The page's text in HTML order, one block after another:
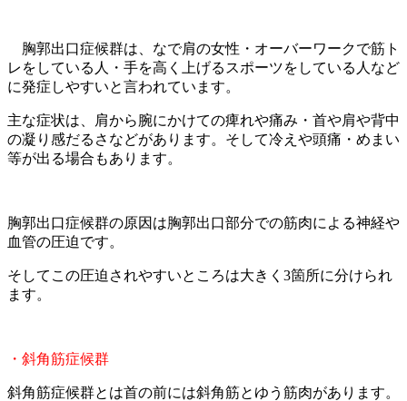
胸郭出口症候群は、なで肩の女性・ オーバーワークで筋ト
レをしている人・ 手を高く上げるスポーツをしている人など
に発症しやすいと言われています。
主な症状は、肩から腕にかけての痺れや痛み・ 首や肩や背中
の凝り感だるさなどがあります。そして冷えや頭痛・めまい
等が出る場合もあります。
胸郭出口症候群の原因は胸郭出口部分での筋肉による神経や
血管の圧迫です。
そしてこの圧迫されやすいところは大きく3箇所に分けられ
ます。
・斜角筋症候群
斜角筋症候群とは首の前には斜角筋とゆう筋肉があります。